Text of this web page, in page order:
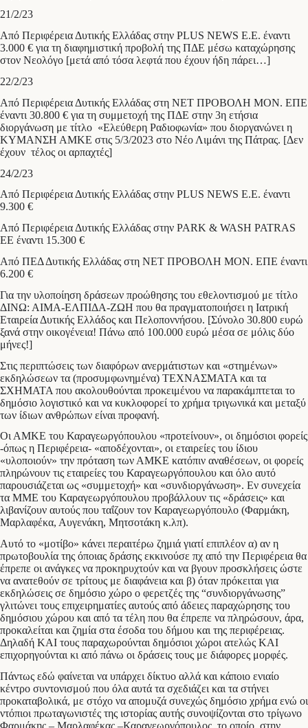
21/2/23
Από Περιφέρεια Δυτικής Ελλάδας στην PLUS NEWS E.E. έναντι
3.000 € για τη διαφημιστική προβολή της ΠΔΕ μέσω καταχώρησης
στον Νεολόγο [μετά από τόσα λεφτά που έχουν ήδη πάρει…]
22/2/23
Από Περιφέρεια Δυτικής Ελλάδας στη ΝΕΤ ΠΡΟΒΟΛΗ ΜΟΝ. ΕΠΕ
έναντι 30.800 € για τη συμμετοχή της ΠΔΕ στην 3η ετήσια
διοργάνωση με τίτλο «Ελεύθερη Ραδιοφωνία» που διοργανώνει η
ΚΥΜΑΝΣΗ ΑΜΚΕ στις 5/3/2023 στο Νέο Λιμάνι της Πάτρας. [Δεν
έχουν τέλος οι αρπαχτές]
24/2/23
Από Περιφέρεια Δυτικής Ελλάδας στην PLUS NEWS E.E. έναντι
9.300 €
Από Περιφέρεια Δυτικής Ελλάδας στην PARK & WASH PATRAS
ΕΕ έναντι 15.300 €
Από ΠΕΔ Δυτικής Ελλάδας στη ΝΕΤ ΠΡΟΒΟΛΗ ΜΟΝ. ΕΠΕ έναντι
6.200 €
Για την υλοποίηση δράσεων προώθησης του εθελοντισμού με τίτλο
ΔΙΝΩ: ΑΙΜΑ-ΕΛΠΙΔΑ-ΖΩΗ που θα πραγματοποιήσει η Ιατρική
Εταιρεία Δυτικής Ελλάδος και Πελοποννήσου. [Σύνολο 30.800 ευρώ
ξανά στην οικογένεια! Πάνω από 100.000 ευρώ μέσα σε μόλις δύο
μήνες!]
Στις περιπτώσεις των διαφόρων ανερμάτιστων και «στημένων»
εκδηλώσεων τα (προσυμφωνημένα) ΤΕΧΝΑΣΜΑΤΑ και τα
ΣΧΗΜΑΤΑ που ακολουθούνται προκειμένου να παρακάμπτεται το
δημόσιο λογιστικό και να κυκλοφορεί το χρήμα τριγωνικά και μεταξύ
των ίδιων ανθρώπων είναι προφανή.
Οι ΑΜΚΕ του Καραγεωργόπουλου «προτείνουν», οι δημόσιοι φορείς
-όπως η Περιφέρεια- «αποδέχονται», οι εταιρείες του ίδιου
«υλοποιούν» την πρόταση των ΑΜΚΕ κατόπιν αναθέσεων, οι φορείς
πληρώνουν τις εταιρείες του Καραγεωργόπουλου και όλο αυτό
παρουσιάζεται ως «συμμετοχή» και «συνδιοργάνωση». Εν συνεχεία
τα ΜΜΕ του Καραγεωργόπουλου προβάλλουν τις «δράσεις» και
λιβανίζουν αυτούς που ταΐζουν τον Καραγεωργόπουλο (Φαρμάκη,
Μαρλαφέκα, Αυγενάκη, Μητσοτάκη κ.λπ).
Αυτό το «μοτίβο» κάνει περαιτέρω ζημιά γιατί επιπλέον α) αν η
πρωτοβουλία της όποιας δράσης εκκινούσε πχ από την Περιφέρεια θα
έπρεπε οι ανάγκες να προκηρυχτούν και να βγουν προσκλήσεις ώστε
να ανατεθούν σε τρίτους με διαφάνεια και β) όταν πρόκειται για
εκδηλώσεις σε δημόσιο χώρο ο φερετζές της “συνδιοργάνωσης”
γλιτώνει τους επιχειρηματίες αυτούς από άδειες παραχώρησης του
δημόσιου χώρου και από τα τέλη που θα έπρεπε να πληρώσουν, άρα,
προκαλείται και ζημία στα έσοδα του δήμου και της περιφέρειας.
Δηλαδή ΚΑΙ τους παραχωρούνται δημόσιοι χώροι ατελώς ΚΑΙ
επιχορηγούνται κι από πάνω οι δράσεις τους με διάφορες μορφές.
Πάντως εδώ φαίνεται να υπάρχει δίκτυο αλλά και κάποιο ενιαίο
κέντρο συντονισμού που όλα αυτά τα σχεδιάζει και τα στήνει
προκαταβολικά, με στόχο να απομυζά συνεχώς δημόσιο χρήμα ενώ οι
ντόπιοι πρωταγωνιστές της ιστορίας αυτής συνοψίζονται στο τρίγωνο
Φαρμάκης – Μαρλαφέκας –Καραγεωργόπουλος, το οποίο, στην